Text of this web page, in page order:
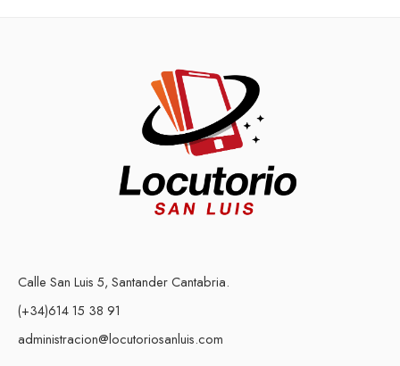
Calle San Luis 5, Santander Cantabria.
(+34)614 15 38 91
administracion@locutoriosanluis.com